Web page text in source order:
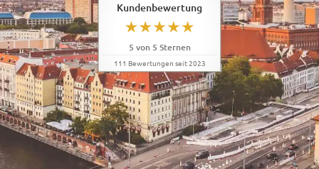
Kundenbewertung
5 von5 Sternen
111 Bewertungen seit 2023